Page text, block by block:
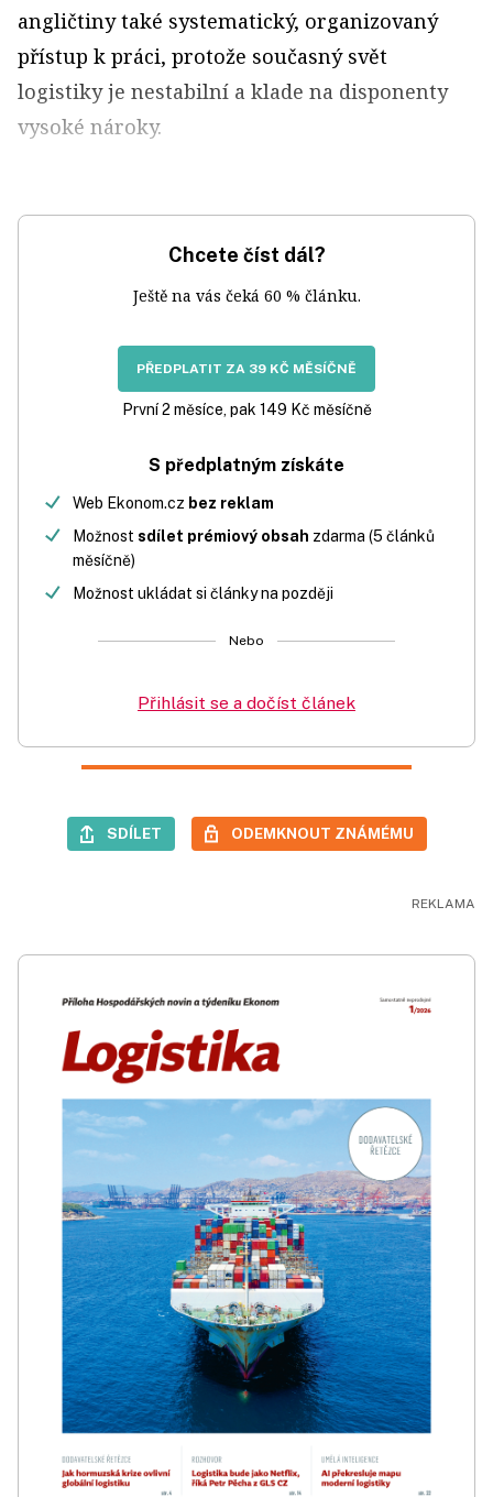
angličtiny také systematický, organizovaný
přístup k práci, protože současný svět
logistiky je nestabilní a klade na disponenty
vysoké nároky.
Chcete číst dál?
Ještě na vás čeká 60 % článku.
PŘEDPLATIT ZA 39 KČ MĚSÍČNĚ
První 2 měsíce, pak 149 Kč měsíčně
S předplatným získáte
Web Ekonom.cz bez reklam
Možnost sdílet prémiový obsah zdarma (5 článků
měsíčně)
Možnost ukládat si články na později
Nebo
Přihlásit se a dočíst článek
SDÍLET ODEMKNOUT ZNÁMÉMU